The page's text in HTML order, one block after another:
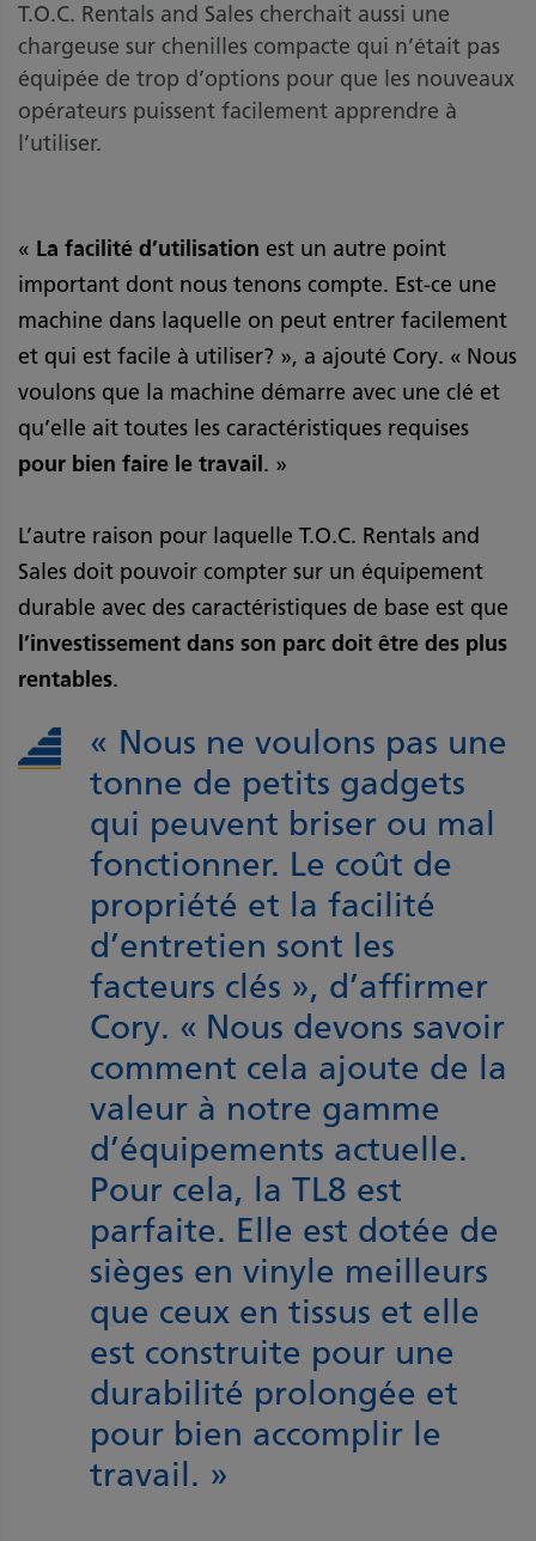
T.O.C. Rentals and Sales cherchait aussi une
chargeuse sur chenilles compacte qui n’était pas
équipée de trop d’options pour que les nouveaux
opérateurs puissent facilement apprendre à
l’utiliser.
« La facilité d’utilisation est un autre point
important dont nous tenons compte. Est-ce une
machine dans laquelle on peut entrer facilement
et qui est facile à utiliser? », a ajouté Cory. « Nous
voulons que la machine démarre avec une clé et
qu’elle ait toutes les caractéristiques requises
pour bien faire le travail . »
L’autre raison pour laquelle T.O.C. Rentals and
Sales doit pouvoir compter sur un équipement
durable avec des caractéristiques de base est que
l’investissement dans son parc doit être des plus
rentables.
« Nous ne voulons pas une
tonne de petits gadgets
qui peuvent briser ou mal
fonctionner. Le coût de
propriété et la facilité
d’entretien sont les
facteurs clés », d’affirmer
Cory. « Nous devons savoir
comment cela ajoute de la
valeur à notre gamme
d’équipements actuelle.
Pour cela, la TL8 est
parfaite. Elle est dotée de
sièges en vinyle meilleurs
que ceux en tissus et elle
est construite pour une
durabilité prolongée et
pour bien accomplir le
travail. »